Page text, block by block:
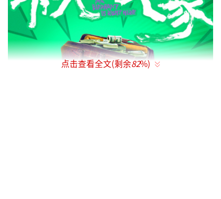
点击查看全文(剩余82%)